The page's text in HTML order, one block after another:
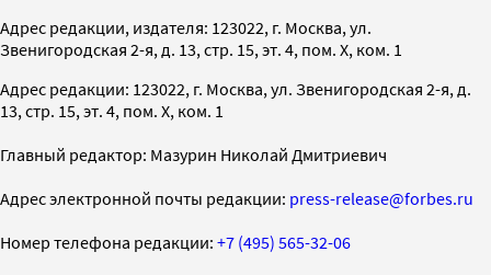
Адрес редакции, издателя: 123022, г. Москва, ул.
Звенигородская 2-я, д. 13, стр. 15, эт. 4, пом. X, ком. 1
Адрес редакции: 123022, г. Москва, ул. Звенигородская 2-я, д.
13, стр. 15, эт. 4, пом. X, ком. 1
Главный редактор: Мазурин Николай Дмитриевич
Адрес электронной почты редакции: press-release@forbes.ru
Номер телефона редакции: +7 (495) 565-32-06